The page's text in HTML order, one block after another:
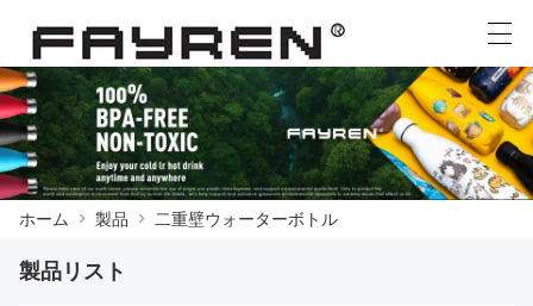
製品
العربية Deutsch Ελληνική γλώσσα English
ホーム > 製品 > 二重壁ウォーターボトル
製品リスト